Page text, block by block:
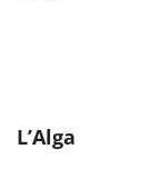
L’Alga